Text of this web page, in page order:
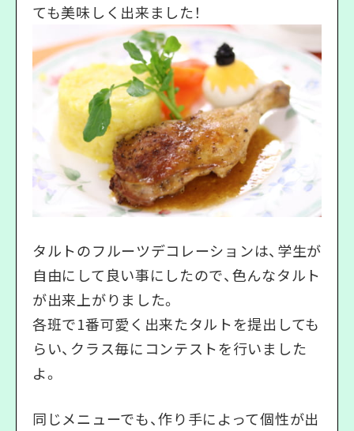
ても美味しく出来ました！
タルトのフルーツデコレーションは、学生が
自由にして良い事にしたので、色んなタルト
が出来上がりました。
各班で1番可愛く出来たタルトを提出しても
らい、クラス毎にコンテストを行いました
よ。
同じメニューでも、作り手によって個性が出